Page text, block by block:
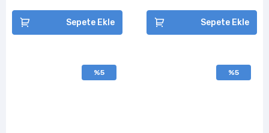
Sepete Ekle Sepete Ekle
%5 %5